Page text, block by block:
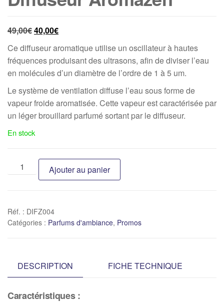
49,00€40,00€
Ce diffuseur aromatique utilise un oscillateur à hautes
fréquences produisant des ultrasons, afin de diviser l’eau
en molécules d’un diamètre de l’ordre de 1 à 5 um.
Le système de ventilation diffuse l’eau sous forme de
vapeur froide aromatisée. Cette vapeur est caractérisée par
un léger brouillard parfumé sortant par le diffuseur.
En stock
Ajouter au panier
Réf. : DIFZ004
Catégories : Parfums d'ambiance, Promos
DESCRIPTION FICHE TECHNIQUE
Caractéristiques :